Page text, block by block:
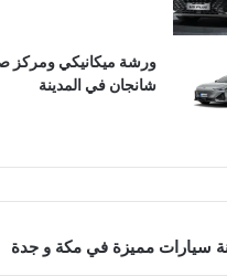
ورشة ميكانيكي ومركز
شانجان في المدينة
سيارات مميزة في مكة و جدة